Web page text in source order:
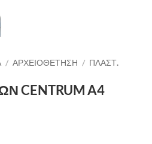
/ ΑΡΧΕΙΟΘΕΤΗΣΗ / ΠΛΑΣΤ.
CENTRUM A4